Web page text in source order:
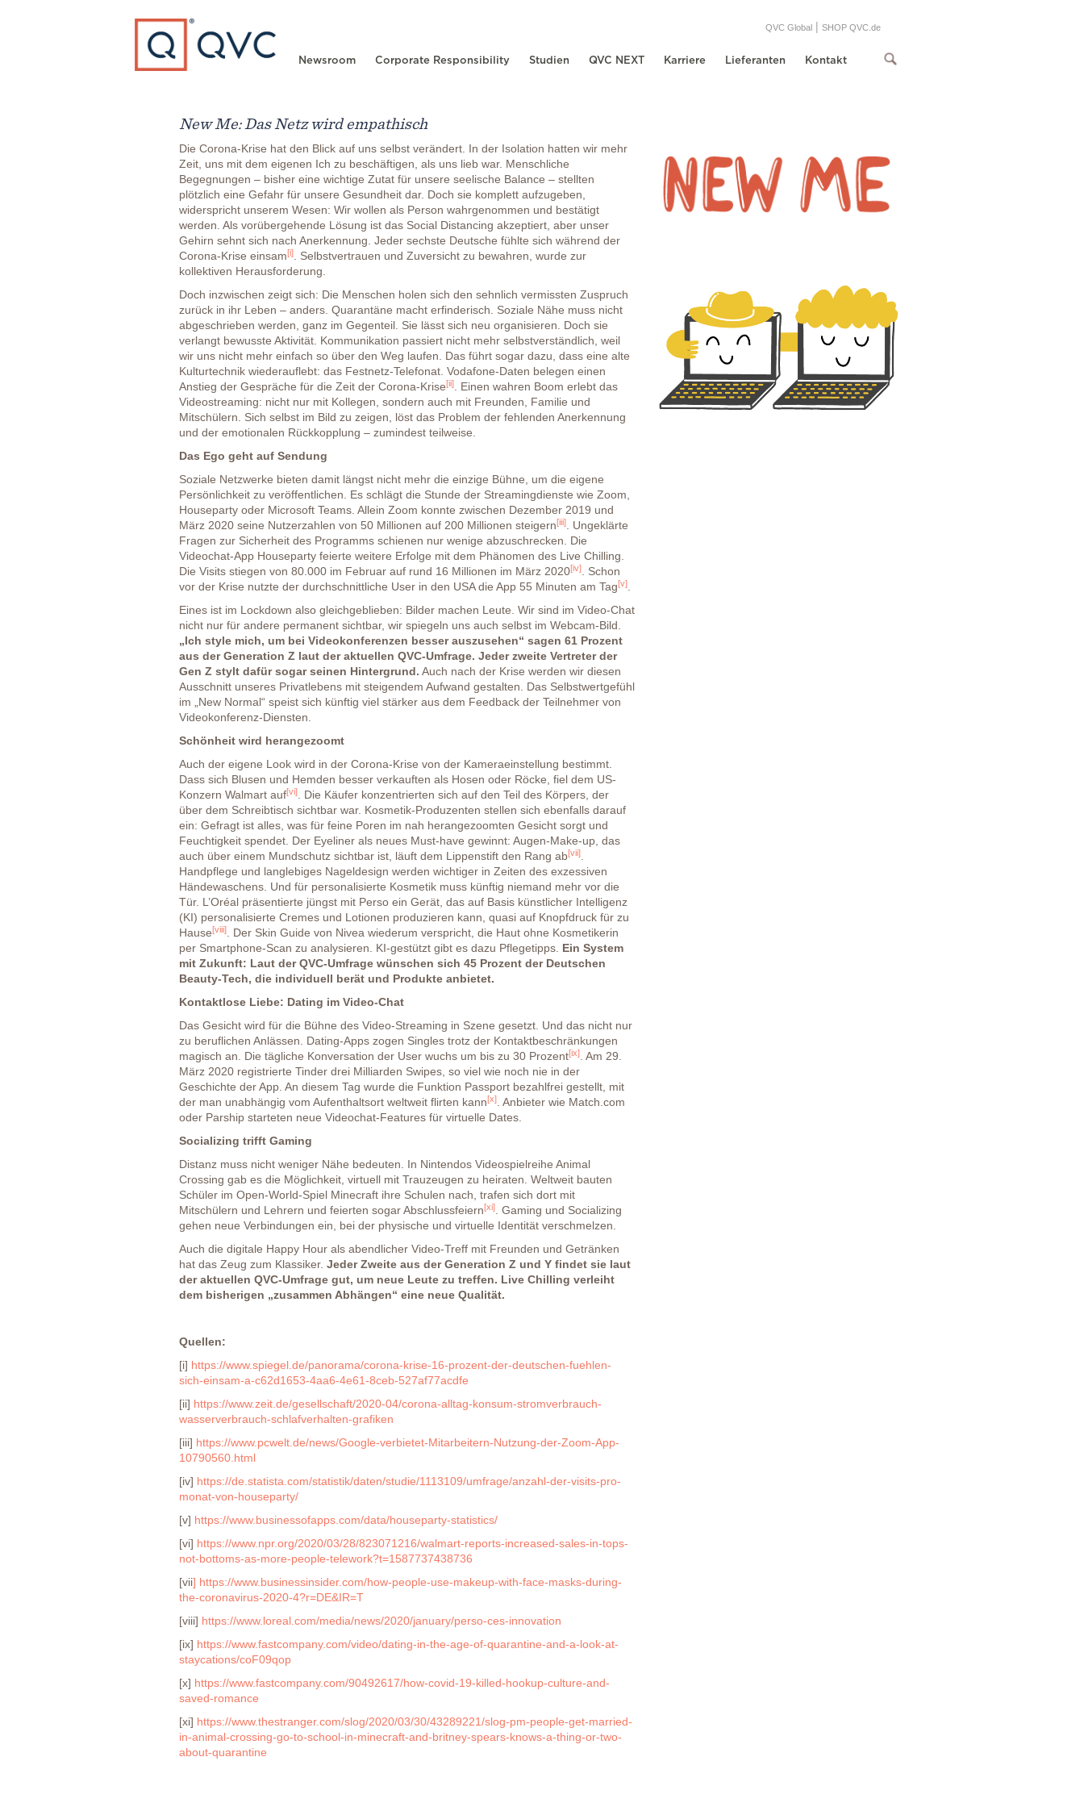
Newsroom Corporate Responsibility Studien QVC NEXT Karriere Lieferanten Kontakt
QVC Global | SHOP QVC.de
Type to search
New Me: Das Netz wird empathisch
Die Corona-Krise hat den Blick auf uns selbst verändert. In der Isolation hatten wir mehr
Zeit, uns mit dem eigenen Ich zu beschäftigen, als uns lieb war. Menschliche
Begegnungen – bisher eine wichtige Zutat für unsere seelische Balance – stellten
plötzlich eine Gefahr für unsere Gesundheit dar. Doch sie komplett aufzugeben,
widerspricht unserem Wesen: Wir wollen als Person wahrgenommen und bestätigt
werden. Als vorübergehende Lösung ist das Social Distancing akzeptiert, aber unser
Gehirn sehnt sich nach Anerkennung. Jeder sechste Deutsche fühlte sich während der
Corona-Krise einsam[i]
. Selbstvertrauen und Zuversicht zu bewahren, wurde zur
kollektiven Herausforderung.
Doch inzwischen zeigt sich: Die Menschen holen sich den sehnlich vermissten Zuspruch
zurück in ihr Leben – anders. Quarantäne macht erfinderisch. Soziale Nähe muss nicht
abgeschrieben werden, ganz im Gegenteil. Sie lässt sich neu organisieren. Doch sie
verlangt bewusste Aktivität. Kommunikation passiert nicht mehr selbstverständlich, weil
wir uns nicht mehr einfach so über den Weg laufen. Das führt sogar dazu, dass eine alte
Kulturtechnik wiederauflebt: das Festnetz-Telefonat. Vodafone-Daten belegen einen
Anstieg der Gespräche für die Zeit der Corona-Krise[ii]
. Einen wahren Boom erlebt das
Videostreaming: nicht nur mit Kollegen, sondern auch mit Freunden, Familie und
Mitschülern. Sich selbst im Bild zu zeigen, löst das Problem der fehlenden Anerkennung
und der emotionalen Rückkopplung – zumindest teilweise.
Das Ego geht auf Sendung
Soziale Netzwerke bieten damit längst nicht mehr die einzige Bühne, um die eigene
Persönlichkeit zu veröffentlichen. Es schlägt die Stunde der Streamingdienste wie Zoom,
Houseparty oder Microsoft Teams. Allein Zoom konnte zwischen Dezember 2019 und
März 2020 seine Nutzerzahlen von 50 Millionen auf 200 Millionen steigern[iii]
. Ungeklärte
Fragen zur Sicherheit des Programms schienen nur wenige abzuschrecken. Die
Videochat-App Houseparty feierte weitere Erfolge mit dem Phänomen des Live Chilling.
Die Visits stiegen von 80.000 im Februar auf rund 16 Millionen im März 2020[iv]
. Schon
vor der Krise nutzte der durchschnittliche User in den USA die App 55 Minuten am Tag[v]
Eines ist im Lockdown also gleichgeblieben: Bilder machen Leute. Wir sind im Video-Chat
nicht nur für andere permanent sichtbar, wir spiegeln uns auch selbst im Webcam-Bild.
„Ich style mich, um bei Videokonferenzen besser auszusehen“ sagen 61 Prozent
aus der Generation Z laut der aktuellen QVC-Umfrage. Jeder zweite Vertreter der
Gen Z stylt dafür sogar seinen Hintergrund. Auch nach der Krise werden wir diesen
Ausschnitt unseres Privatlebens mit steigendem Aufwand gestalten. Das Selbstwertgefühl
im „New Normal“ speist sich künftig viel stärker aus dem Feedback der Teilnehmer von
Videokonferenz-Diensten.
Schönheit wird herangezoomt
Auch der eigene Look wird in der Corona-Krise von der Kameraeinstellung bestimmt.
Dass sich Blusen und Hemden besser verkauften als Hosen oder Röcke, fiel dem US-
Konzern Walmart auf[vi]
. Die Käufer konzentrierten sich auf den Teil des Körpers, der
über dem Schreibtisch sichtbar war. Kosmetik-Produzenten stellen sich ebenfalls darauf
ein: Gefragt ist alles, was für feine Poren im nah herangezoomten Gesicht sorgt und
Feuchtigkeit spendet. Der Eyeliner als neues Must-have gewinnt: Augen-Make-up, das
auch über einem Mundschutz sichtbar ist, läuft dem Lippenstift den Rang ab[vii]
Handpflege und langlebiges Nageldesign werden wichtiger in Zeiten des exzessiven
Händewaschens. Und für personalisierte Kosmetik muss künftig niemand mehr vor die
Tür. L’Oréal präsentierte jüngst mit Perso ein Gerät, das auf Basis künstlicher Intelligenz
(KI) personalisierte Cremes und Lotionen produzieren kann, quasi auf Knopfdruck für zu
Hause[viii]
. Der Skin Guide von Nivea wiederum verspricht, die Haut ohne Kosmetikerin
per Smartphone-Scan zu analysieren. KI-gestützt gibt es dazu Pflegetipps. Ein System
mit Zukunft: Laut der QVC-Umfrage wünschen sich 45 Prozent der Deutschen
Beauty-Tech, die individuell berät und Produkte anbietet.
Kontaktlose Liebe: Dating im Video-Chat
Das Gesicht wird für die Bühne des Video-Streaming in Szene gesetzt. Und das nicht nur
zu beruflichen Anlässen. Dating-Apps zogen Singles trotz der Kontaktbeschränkungen
magisch an. Die tägliche Konversation der User wuchs um bis zu 30 Prozent[ix] . Am 29.
März 2020 registrierte Tinder drei Milliarden Swipes, so viel wie noch nie in der
Geschichte der App. An diesem Tag wurde die Funktion Passport bezahlfrei gestellt, mit
der man unabhängig vom Aufenthaltsort weltweit flirten kann[x] . Anbieter wie Match.com
oder Parship starteten neue Videochat-Features für virtuelle Dates.
Socializing trifft Gaming
Distanz muss nicht weniger Nähe bedeuten. In Nintendos Videospielreihe Animal
Crossing gab es die Möglichkeit, virtuell mit Trauzeugen zu heiraten. Weltweit bauten
Schüler im Open-World-Spiel Minecraft ihre Schulen nach, trafen sich dort mit
Mitschülern und Lehrern und feierten sogar Abschlussfeiern[xi]
. Gaming und Socializing
gehen neue Verbindungen ein, bei der physische und virtuelle Identität verschmelzen.
Auch die digitale Happy Hour als abendlicher Video-Treff mit Freunden und Getränken
hat das Zeug zum Klassiker. Jeder Zweite aus der Generation Z und Y findet sie laut
der aktuellen QVC-Umfrage gut, um neue Leute zu treffen. Live Chilling verleiht
dem bisherigen „zusammen Abhängen“ eine neue Qualität.
Quellen:
[i] https://www.spiegel.de/panorama/corona-krise-16-prozent-der-deutschen-fuehlen-
sich-einsam-a-c62d1653-4aa6-4e61-8ceb-527af77acdfe
[ii] https://www.zeit.de/gesellschaft/2020-04/corona-alltag-konsum-stromverbrauch-
wasserverbrauch-schlafverhalten-grafiken
[iii] https://www.pcwelt.de/news/Google-verbietet-Mitarbeitern-Nutzung-der-Zoom-App-
10790560.html
[iv] https://de.statista.com/statistik/daten/studie/1113109/umfrage/anzahl-der-visits-pro-
monat-von-houseparty/
[v] https://www.businessofapps.com/data/houseparty-statistics/
[vi] https://www.npr.org/2020/03/28/823071216/walmart-reports-increased-sales-in-tops-
not-bottoms-as-more-people-telework?t=1587737438736
[vii] https://www.businessinsider.com/how-people-use-makeup-with-face-masks-during-
the-coronavirus-2020-4?r=DE&IR=T
[viii] https://www.loreal.com/media/news/2020/january/perso-ces-innovation
[ix] https://www.fastcompany.com/video/dating-in-the-age-of-quarantine-and-a-look-at-
staycations/coF09qop
[x] https://www.fastcompany.com/90492617/how-covid-19-killed-hookup-culture-and-
saved-romance
[xi] https://www.thestranger.com/slog/2020/03/30/43289221/slog-pm-people-get-married-
in-animal-crossing-go-to-school-in-minecraft-and-britney-spears-knows-a-thing-or-two-
about-quarantine